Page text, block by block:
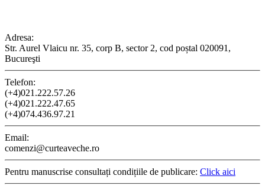
Adresa:
Str. Aurel Vlaicu nr. 35, corp B, sector 2, cod poștal 020091,
Bucureşti
Telefon:
(+4)021.222.57.26
(+4)021.222.47.65
(+4)074.436.97.21
Email:
comenzi@curteaveche.ro
Pentru manuscrise consultați condițiile de publicare: Click aici